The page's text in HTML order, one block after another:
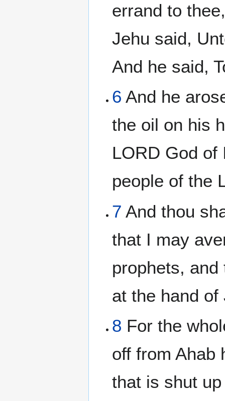
errand to
Jehu said,
And he said,
6 And he
the oil on his
LORD God of
people of the
7 And thou
that I may
prophets,
at the hand of
8 For the
off from Ahab
that is shut